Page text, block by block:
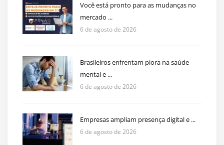
Você está pronto para as mudanças no
mercado ...
6 de agosto de 2026
Brasileiros enfrentam piora na saúde
mental e ...
6 de agosto de 2026
Empresas ampliam presença digital e ...
6 de agosto de 2026